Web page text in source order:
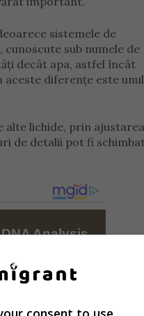
sistemele de
sub numele de
decât apa, astfel încât
diferențe este unul
alte lichide, prin ajustarea
de detalii pot fi